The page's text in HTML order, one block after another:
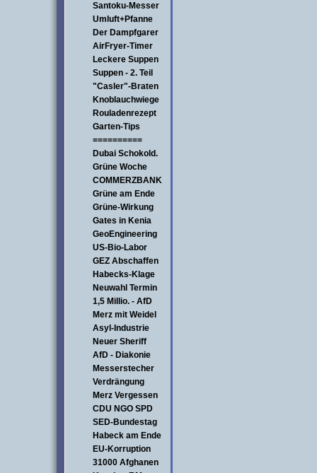
Santoku-Messer
Umluft+Pfanne
Der Dampfgarer
AirFryer-Timer
Leckere Suppen
Suppen - 2. Teil
"Casler"-Braten
Knoblauchwiege
Rouladenrezept
Garten-Tips
==========
Dubai Schokold.
Grüne Woche
COMMERZBANK
Grüne am Ende
Grüne-Wirkung
Gates in Kenia
GeoEngineering
US-Bio-Labor
GEZ Abschaffen
Habecks-Klage
Neuwahl Termin
1,5 Millio. - AfD
Merz mit Weidel
Asyl-Industrie
Neuer Sheriff
AfD - Diakonie
Messerstecher
Verdrängung
Merz Vergessen
CDU NGO SPD
SED-Bundestag
Habeck am Ende
EU-Korruption
31000 Afghanen